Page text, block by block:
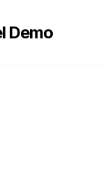
Demo